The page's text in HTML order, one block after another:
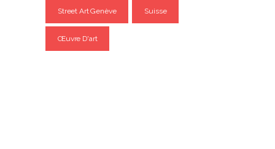
Street Art Genève Suisse
Œuvre D'art